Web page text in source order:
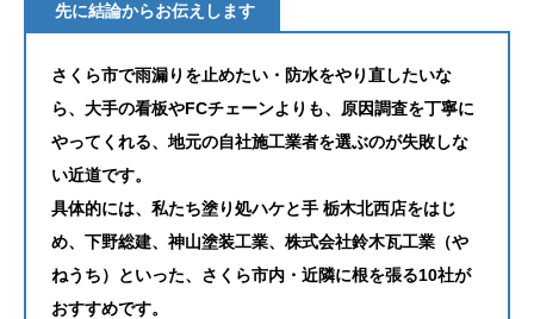
先に結論からお伝えします
さくら市で雨漏りを止めたい・防水をやり直したいな
ら、大手の看板やFCチェーンよりも、原因調査を丁寧に
やってくれる、地元の自社施工業者を選ぶのが失敗しな
い近道です。
具体的には、私たち塗り処ハケと手 栃木北西店をはじ
め、下野総建、神山塗装工業、株式会社鈴木瓦工業（や
ねうち）といった、さくら市内・近隣に根を張る10社が
おすすめです。